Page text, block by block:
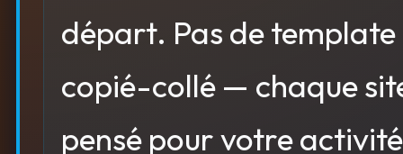
départ. Pas de template
copié-collé — chaque
pensé pour votre